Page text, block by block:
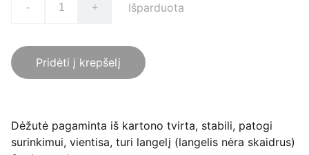
- + Išparduota
Pridėti į krepšelį
Dėžutė pagaminta iš kartono tvirta, stabili, patogi
surinkimui, vientisa, turi langelį (langelis nėra skaidrus)